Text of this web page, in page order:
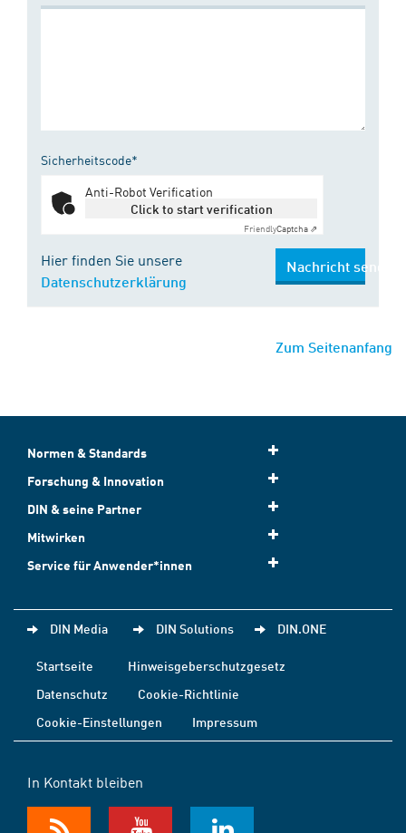
Sicherheitscode*
Anti-Robot Verification
Click to start verification
FriendlyCaptcha ⇗
Hier finden Sie unsere
Datenschutzerklärung
Nachricht senden
Zum Seitenanfang
Normen & Standards
Forschung & Innovation
DIN & seine Partner
Mitwirken
Service für Anwender*innen
DIN Media DIN Solutions DIN.ONE
Startseite
Hinweisgeberschutzgesetz
Datenschutz
Cookie-Richtlinie
Cookie-Einstellungen
Impressum
In Kontakt bleiben